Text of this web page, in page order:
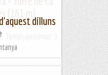
Vuit del matí.
aproximat: 3
dilluns